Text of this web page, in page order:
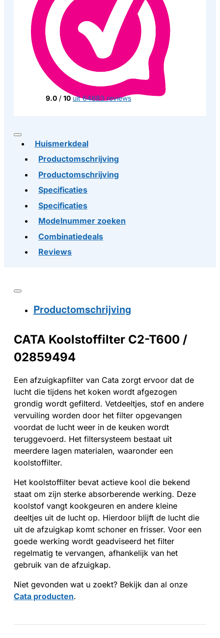
9.0 / 10 uit 64883 reviews
Huismerkdeal
Productomschrijving
Productomschrijving
Specificaties
Specificaties
Modelnummer zoeken
Combinatiedeals
Reviews
Productomschrijving
CATA Koolstoffilter C2-T600 /
02859494
Een afzuigkapfilter van Cata zorgt ervoor dat de
lucht die tijdens het koken wordt afgezogen
grondig wordt gefilterd. Vetdeeltjes, stof en andere
vervuiling worden door het filter opgevangen
voordat de lucht weer in de keuken wordt
teruggevoerd. Het filtersysteem bestaat uit
meerdere lagen materialen, waaronder een
koolstoffilter.
Het koolstoffilter bevat actieve kool die bekend
staat om zijn sterke absorberende werking. Deze
koolstof vangt kookgeuren en andere kleine
deeltjes uit de lucht op. Hierdoor blijft de lucht die
uit de afzuigkap komt schoner en frisser. Voor een
goede werking wordt geadviseerd het filter
regelmatig te vervangen, afhankelijk van het
gebruik van de afzuigkap.
Niet gevonden wat u zoekt? Bekijk dan al onze
Cata producten.